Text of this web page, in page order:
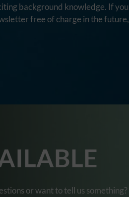
background knowledge. If you
free of charge in the future,
or want to tell us something?